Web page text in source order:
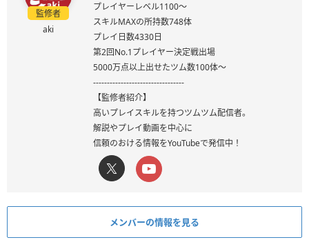
監修者
aki
プレイヤーレベル1100～
スキルMAXの所持数748体
プレイ日数4330日
第2回No.1プレイヤー決定戦出場
5000万点以上出せたツム数100体～
---------------------------------
【監修者紹介】
高いプレイスキルを持つツムツム配信者。
解説やプレイ動画を中心に
信頼のおける情報をYouTubeで発信中！
メンバーの情報を見る